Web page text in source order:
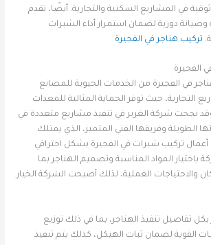
في المشاريع السكنية والتجارية. أيضًا، تقدم
دورية لضمان استمرار أداء الشبرات
تركيب هناجر في الفجيرة
الفجيرة
في الفجيرة من الخدمات الحيوية للمصانع
التجارية، حيث توفر الحماية المثالية للمعدات
نجحت شركة الغرير في تنفيذ مشاريع متعددة في
الطويلة وفريقها الفني المتميز، الذي يمتلك
أعمال تركيب شبرات في الفجيرة بشكل احترافي
باختيار المواد المناسبة وتصميم الهناجر بما
والاحتياجات العملية، لذلك أصبحت الشركة الخيار
تفاصيل تنفيذ الهناجر، بما في ذلك توزيع
القوية لضمان ثبات الهيكل، كذلك يتم تنفيذ